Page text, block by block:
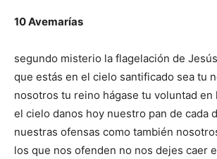
10 Avemarías
segundo misterio la flagelación de
que estás en el cielo santificado sea tu
nosotros tu reino hágase tu voluntad en
el cielo danos hoy nuestro pan de cada
nuestras ofensas como también
los que nos ofenden no nos dejes caer